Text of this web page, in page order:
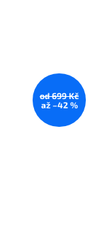
od 699 Kč
až –42 %